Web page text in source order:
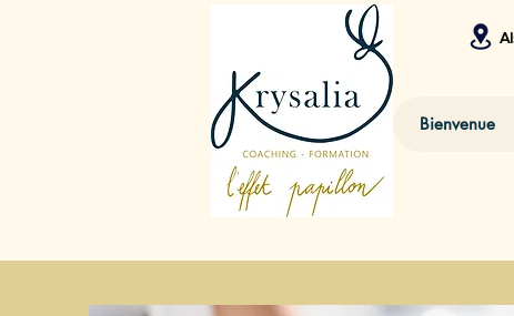
Bienvenue